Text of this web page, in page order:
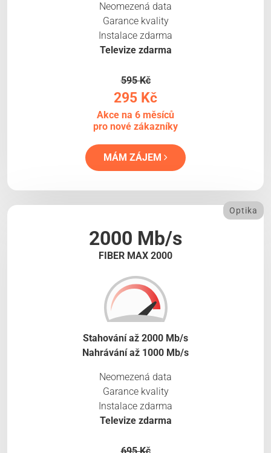
Neomezená data
Garance kvality
Instalace zdarma
Televize zdarma
595 Kč
295 Kč
Akce na 6 měsíců
pro nové zákazníky
MÁM ZÁJEM
2000 Mb/s
FIBER MAX 2000
Optika
Stahování až 2000 Mb/s
Nahrávání až 1000 Mb/s
Neomezená data
Garance kvality
Instalace zdarma
Televize zdarma